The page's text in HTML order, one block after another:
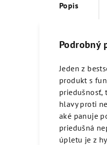
Popis
Podrobný
Jeden z
produkt s
priedušnosť,
hlavy proti
aké panuje
priedušná
úpletu je z